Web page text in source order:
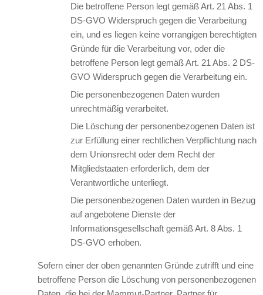
Die betroffene Person legt gemäß Art. 21 Abs. 1
DS-GVO Widerspruch gegen die Verarbeitung
ein, und es liegen keine vorrangigen berechtigten
Gründe für die Verarbeitung vor, oder die
betroffene Person legt gemäß Art. 21 Abs. 2 DS-
GVO Widerspruch gegen die Verarbeitung ein.
Die personenbezogenen Daten wurden
unrechtmäßig verarbeitet.
Die Löschung der personenbezogenen Daten ist
zur Erfüllung einer rechtlichen Verpflichtung nach
dem Unionsrecht oder dem Recht der
Mitgliedstaaten erforderlich, dem der
Verantwortliche unterliegt.
Die personenbezogenen Daten wurden in Bezug
auf angebotene Dienste der
Informationsgesellschaft gemäß Art. 8 Abs. 1
DS-GVO erhoben.
Sofern einer der oben genannten Gründe zutrifft und eine
betroffene Person die Löschung von personenbezogenen